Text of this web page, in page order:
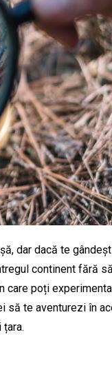
dar dacă te
continent fără
care poți
să te aventurezi în